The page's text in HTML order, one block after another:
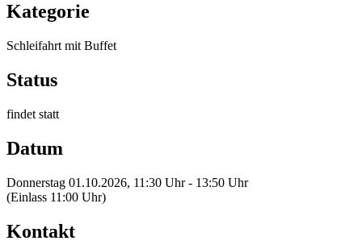
Kategorie
Schleifahrt mit Buffet
Status
findet statt
Datum
Donnerstag 01.10.2026, 11:30 Uhr - 13:50 Uhr
(Einlass 11:00 Uhr)
Kontakt